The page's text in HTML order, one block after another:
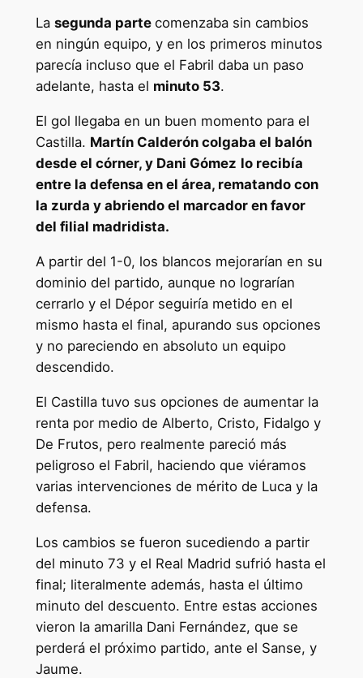
La segunda parte comenzaba sin cambios
en ningún equipo, y en los primeros minutos
parecía incluso que el Fabril daba un paso
adelante, hasta el minuto 53.
El gol llegaba en un buen momento para el
Castilla. Martín Calderón colgaba el balón
desde el córner, y Dani Gómez lo recibía
entre la defensa en el área, rematando con
la zurda y abriendo el marcador en favor
del filial madridista.
A partir del 1-0, los blancos mejorarían en su
dominio del partido, aunque no lograrían
cerrarlo y el Dépor seguiría metido en el
mismo hasta el final, apurando sus opciones
y no pareciendo en absoluto un equipo
descendido.
El Castilla tuvo sus opciones de aumentar la
renta por medio de Alberto, Cristo, Fidalgo y
De Frutos, pero realmente pareció más
peligroso el Fabril, haciendo que viéramos
varias intervenciones de mérito de Luca y la
defensa.
Los cambios se fueron sucediendo a partir
del minuto 73 y el Real Madrid sufrió hasta el
final; literalmente además, hasta el último
minuto del descuento. Entre estas acciones
vieron la amarilla Dani Fernández, que se
perderá el próximo partido, ante el Sanse, y
Jaume.